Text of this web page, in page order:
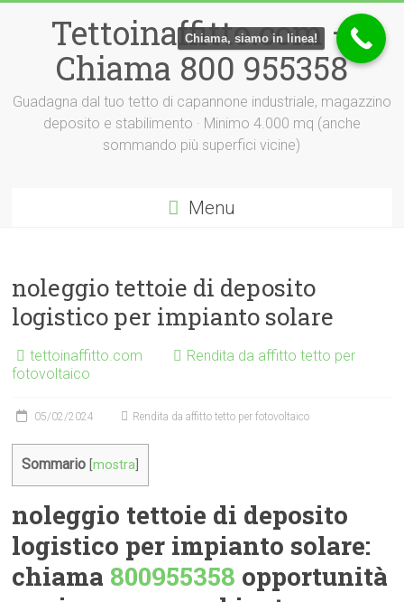
contenutoTettoinaffitto.com –
Chiama 800 955358
Guadagna dal tuo tetto di capannone industriale, magazzino
deposito e stabilimento · Minimo 4.000 mq (anche
sommando più superfici vicine)
Menu
noleggio tettoie di deposito
logistico per impianto solare
tettoinaffitto.com
Rendita da affitto tetto per
fotovoltaico
05/02/2024 Rendita da affitto tetto per fotovoltaico
Sommario [mostra
noleggio tettoie di deposito
logistico per impianto solare:
chiama 800955358 opportunità
Chiama, siamo in linea!